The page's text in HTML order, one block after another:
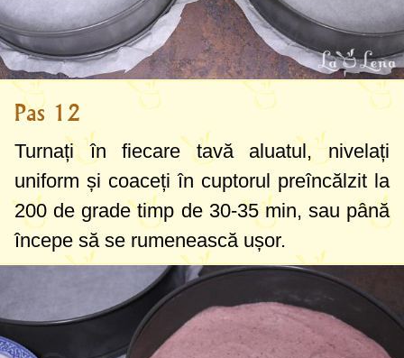
Pas 12
Turnați în fiecare tavă aluatul, nivelați
uniform și coaceți în cuptorul preîncălzit la
200 de gradetimp de 30-35 min, sau până
începe să se rumenească ușor.